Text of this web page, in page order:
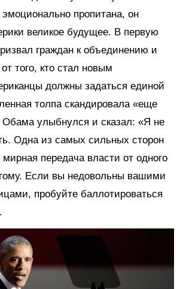
пропитана, он
великое будущее. В первую
граждан к объединению и
того, кто стал новым
должны задаться единой
толпа скандировала «еще
Обама улыбнулся и сказал: «Я не
Одна из самых сильных сторон
передача власти от одного
Если вы недовольны вашими
пробуйте баллотироваться